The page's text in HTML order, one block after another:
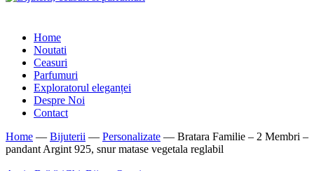
Home
Noutati
Ceasuri
Parfumuri
Exploratorul eleganței
Despre Noi
Contact
Home — Bijuterii — Personalizate — Bratara Familie – 2 Membri –
pandant Argint 925, snur matase vegetala reglabil